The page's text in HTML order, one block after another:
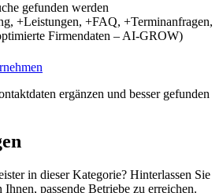
gefunden werden
+Leistungen, +FAQ, +Terminanfragen,
Firmendaten – AI-GROW)
ergänzen und besser gefunden
in dieser Kategorie? Hinterlassen Sie
passende Betriebe zu erreichen.